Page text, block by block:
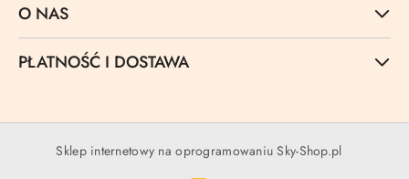
O NAS
PŁATNOŚĆ I DOSTAWA
Sklep internetowy na oprogramowaniu Sky-Shop.pl